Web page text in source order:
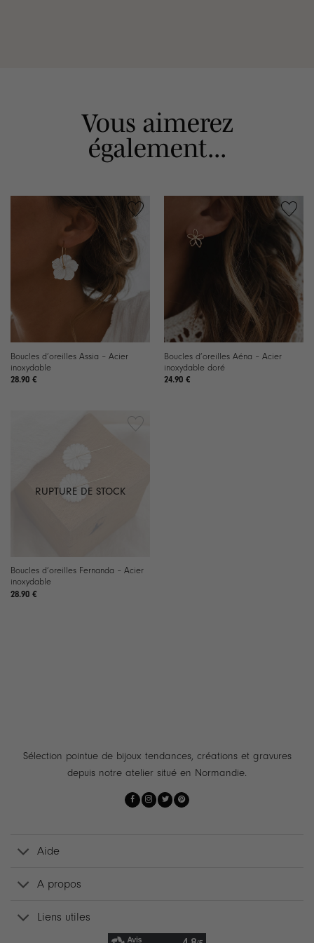
Vous aimerez
également...
Boucles d’oreilles Assia – Acier
inoxydable
28.90 €
Boucles d’oreilles Aéna – Acier
inoxydable doré
24.90 €
RUPTURE DE STOCK
Boucles d’oreilles Fernanda – Acier
inoxydable
28.90 €
Sélection pointue de bijoux tendances, créations et gravures
depuis notre atelier situé en Normandie.
Aide
A propos
Liens utiles